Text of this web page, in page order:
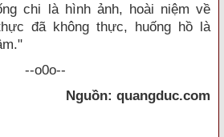
chi là hình ảnh, hoài niệm về
đã không thực, huống hồ là
--o0o--
Nguồn: quangduc.com